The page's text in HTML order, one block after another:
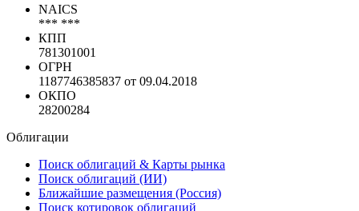
ИНН
7704453761
NACE
*** ***
NAICS
*** ***
КПП
781301001
1187746385837 от 09.04.2018
28200284
Облигации